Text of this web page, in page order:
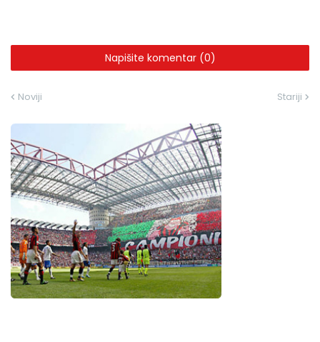
Napišite komentar (0)
Noviji Stariji